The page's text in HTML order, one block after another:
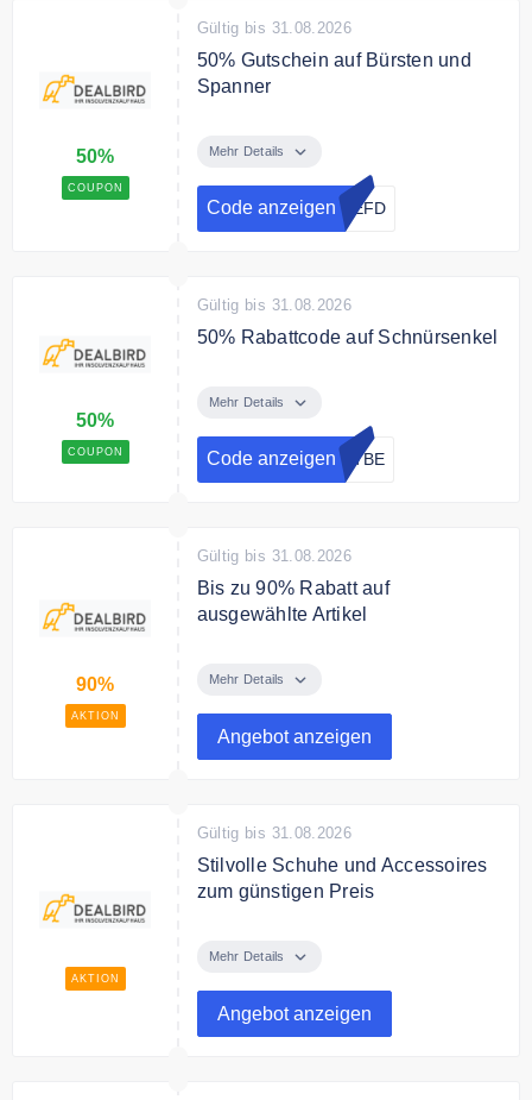
50%
COUPON
Gültig bis 31.08.2026
50% Gutschein auf Bürsten und
Spanner
Rabatt auf die Produkte in der
Produktkategorie Bürsten und
Spanner.
Mehr Details
Code anzeigen EEFD
50%
COUPON
Gültig bis 31.08.2026
50% Rabattcode auf Schnürsenkel
50% Rabatt auf die Produkte in
der Produktkategorie
Schnürsenkel.
Mehr Details
Code anzeigen H7BE
90%
AKTION
Gültig bis 31.08.2026
Bis zu 90% Rabatt auf
ausgewählte Artikel
bei DealBird.
Mehr Details
Angebot anzeigen
AKTION
Gültig bis 31.08.2026
Stilvolle Schuhe und Accessoires
zum günstigen Preis
Schuhe und Accessoires von Top
Mehr Details
Angebot anzeigen